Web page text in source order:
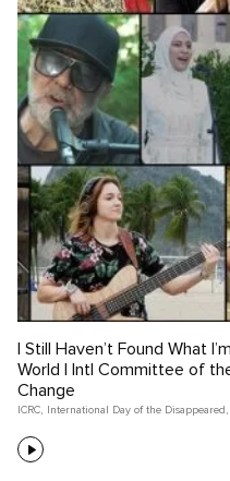
​I Still Haven’t Found What
World | Intl Committee of
Change
ICRC, International Day of the Disappeared ,